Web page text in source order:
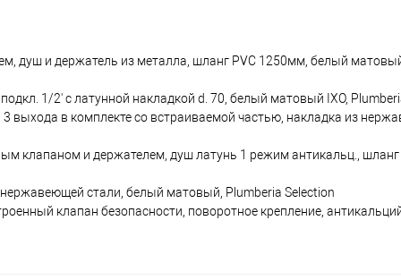
душ и держатель из металла, шланг PVC 1250мм, белый
1/2' с латунной накладкой d. 70, белый матовый IXO,
выхода в комплекте со встраиваемой частью, накладка из
клапаном и держателем, душ латунь 1 режим антикальц.,
стали, белый матовый, Plumberia Selection
клапан безопасности, поворотное крепление,